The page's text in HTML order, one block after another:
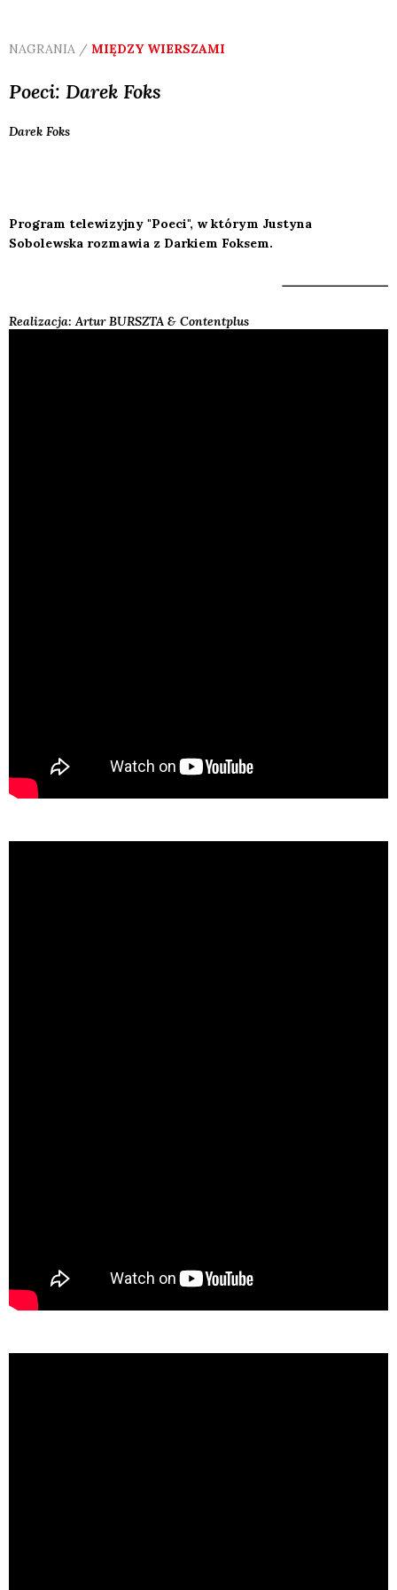
NAGRANIA / MIĘDZY WIERSZAMI
Poeci: Darek Foks
Darek Foks
Program telewizyjny "Poeci", w którym Justyna
Sobolewska rozmawia z Darkiem Foksem.
Realizacja: Artur BURSZTA & Contentplus